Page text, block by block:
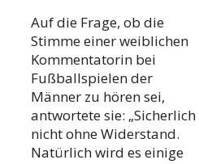
Auf die Frage, ob die
Stimme einer weiblichen
Kommentatorin bei
Fußballspielen der
Männer zu hören sei,
antwortete sie: „Sicherlich
nicht ohne Widerstand.
Natürlich wird es einige